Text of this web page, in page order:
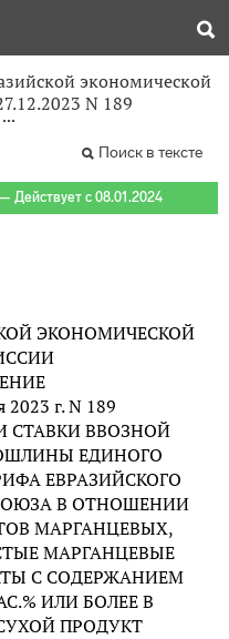
экономической
N 189
Поиск в тексте
Действует с 08.01.2024
ЭКОНОМИЧЕСКОЙ
2023 г. N 189
СТАВКИ ВВОЗНОЙ
ЕДИНОГО
ЕВРАЗИЙСКОГО
В ОТНОШЕНИИ
МАРГАНЦЕВЫХ,
МАРГАНЦЕВЫЕ
С СОДЕРЖАНИЕМ
ИЛИ БОЛЕЕ В
ПРОДУКТ